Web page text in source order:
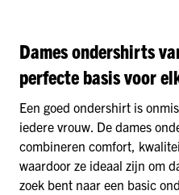
Dames ondershirts
perfecte basis voor
Een goed ondershirt is
iedere vrouw. De dames
combineren comfort,
waardoor ze ideaal zijn om
zoek bent naar een basic